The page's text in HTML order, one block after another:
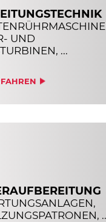
UND
...